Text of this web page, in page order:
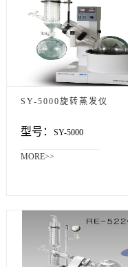
SY-5000旋转蒸发仪
型号： SY-5000
MORE>>